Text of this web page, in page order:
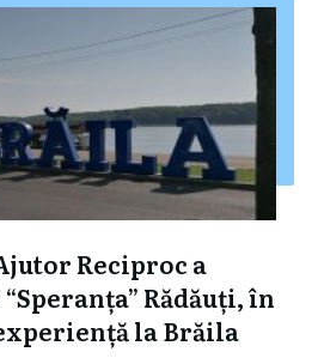
Reciproc a
Rădăuți, în
la Brăila